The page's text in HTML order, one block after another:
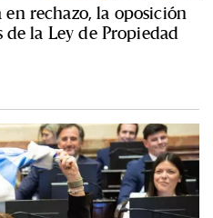
rechazo, la oposición
la Ley de Propiedad